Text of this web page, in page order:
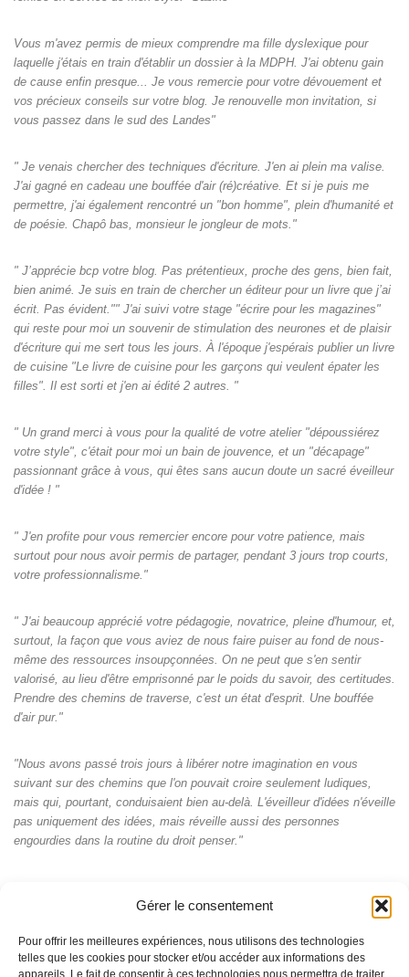
Gérer le consentement
Pour offrir les meilleures expériences, nous utilisons des technologies
telles que les cookies pour stocker et/ou accéder aux informations des
appareils. Le fait de consentir à ces technologies nous permettra de traiter
Vous m'avez permis de mieux comprendre ma fille dyslexique pour
laquelle j'étais en train d'établir un dossier à la MDPH. J'ai obtenu gain
de cause enfin presque... Je vous remercie pour votre dévouement et
vos précieux conseils sur votre blog. Je renouvelle mon invitation, si
vous passez dans le sud des Landes"
" Je venais chercher des techniques d'écriture. J'en ai plein ma valise.
J'ai gagné en cadeau une bouffée d'air (ré)créative. Et si je puis me
permettre, j'ai également rencontré un "bon homme", plein d'humanité et
de poésie. Chapô bas, monsieur le jongleur de mots."
" J’apprécie bcp votre blog. Pas prétentieux, proche des gens, bien fait,
bien animé. Je suis en train de chercher un éditeur pour un livre que j’ai
écrit. Pas évident."" J'ai suivi votre stage "écrire pour les magazines"
qui reste pour moi un souvenir de stimulation des neurones et de plaisir
d'écriture qui me sert tous les jours. À l'époque j'espérais publier un livre
de cuisine "Le livre de cuisine pour les garçons qui veulent épater les
filles". Il est sorti et j'en ai édité 2 autres. "
" Un grand merci à vous pour la qualité de votre atelier "dépoussiérez
votre style", c'était pour moi un bain de jouvence, et un "décapage"
passionnant grâce à vous, qui êtes sans aucun doute un sacré éveilleur
d'idée ! "
" J'en profite pour vous remercier encore pour votre patience, mais
surtout pour nous avoir permis de partager, pendant 3 jours trop courts,
votre professionnalisme."
" J'ai beaucoup apprécié votre pédagogie, novatrice, pleine d'humour, et,
surtout, la façon que vous aviez de nous faire puiser au fond de nous-
même des ressources insoupçonnées. On ne peut que s'en sentir
valorisé, au lieu d'être emprisonné par le poids du savoir, des certitudes.
Prendre des chemins de traverse, c'est un état d'esprit. Une bouffée
d'air pur."
"Nous avons passé trois jours à libérer notre imagination en vous
suivant sur des chemins que l'on pouvait croire seulement ludiques,
mais qui, pourtant, conduisaient bien au-delà. L'éveilleur d'idées n'éveille
pas uniquement des idées, mais réveille aussi des personnes
engourdies dans la routine du droit penser."